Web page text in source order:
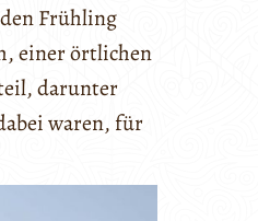
Frühling
einer örtlichen
darunter
waren, für